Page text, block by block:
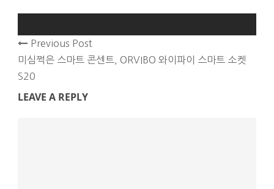
Previous Post
미심쩍은 스마트 콘센트, ORVIBO 와이파이 스마트 소켓
S20
LEAVE A REPLY